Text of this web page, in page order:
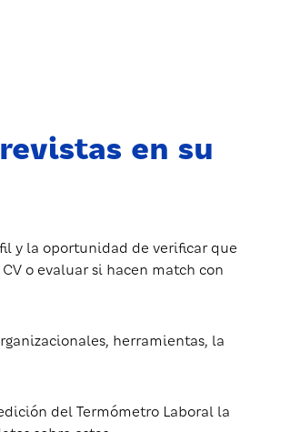
en su
y la oportunidad de verificar que
o evaluar si hacen match con
herramientas, la
del Termómetro Laboral la